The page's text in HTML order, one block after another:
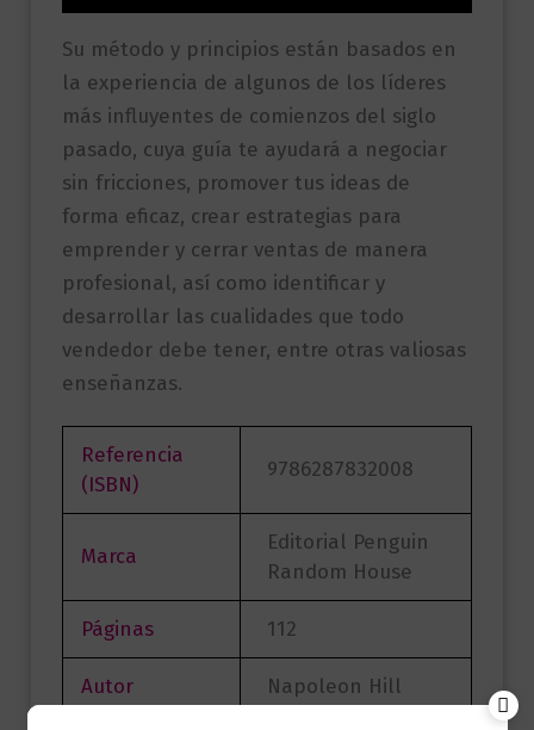
Su método y principios están basados en
la experiencia de algunos de los líderes
más influyentes de comienzos del siglo
pasado, cuya guía te ayudará a negociar
sin fricciones, promover tus ideas de
forma eficaz, crear estrategias para
emprender y cerrar ventas de manera
profesional, así como identificar y
desarrollar las cualidades que todo
vendedor debe tener, entre otras valiosas
enseñanzas.
Referencia
(ISBN)
9786287832008
Marca
Editorial Penguin
Random House
Páginas 112
Autor Napoleon Hill